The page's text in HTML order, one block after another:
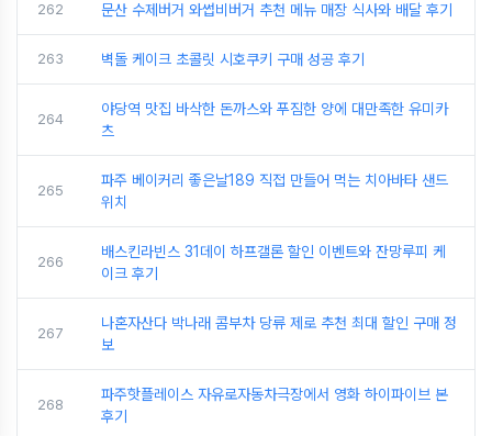
262 문산 수제버거 와썹비버거 추천 메뉴 매장 식사와 배달 후기
263 벽돌 케이크 초콜릿 시호쿠키 구매 성공 후기
264
야당역 맛집 바삭한 돈까스와 푸짐한 양에 대만족한 유미카
츠
265
파주 베이커리 좋은날189 직접 만들어 먹는 치아바타 샌드
위치
266
배스킨라빈스 31데이 하프갤론 할인 이벤트와 잔망루피 케
이크 후기
267
나혼자산다 박나래 콤부차 당류 제로 추천 최대 할인 구매 정
보
268
파주핫플레이스 자유로자동차극장에서 영화 하이파이브 본
후기